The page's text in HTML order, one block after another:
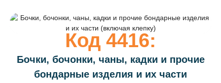
Код 4416:
Бочки, бочонки, чаны, кадки и прочие
бондарные изделия и их части